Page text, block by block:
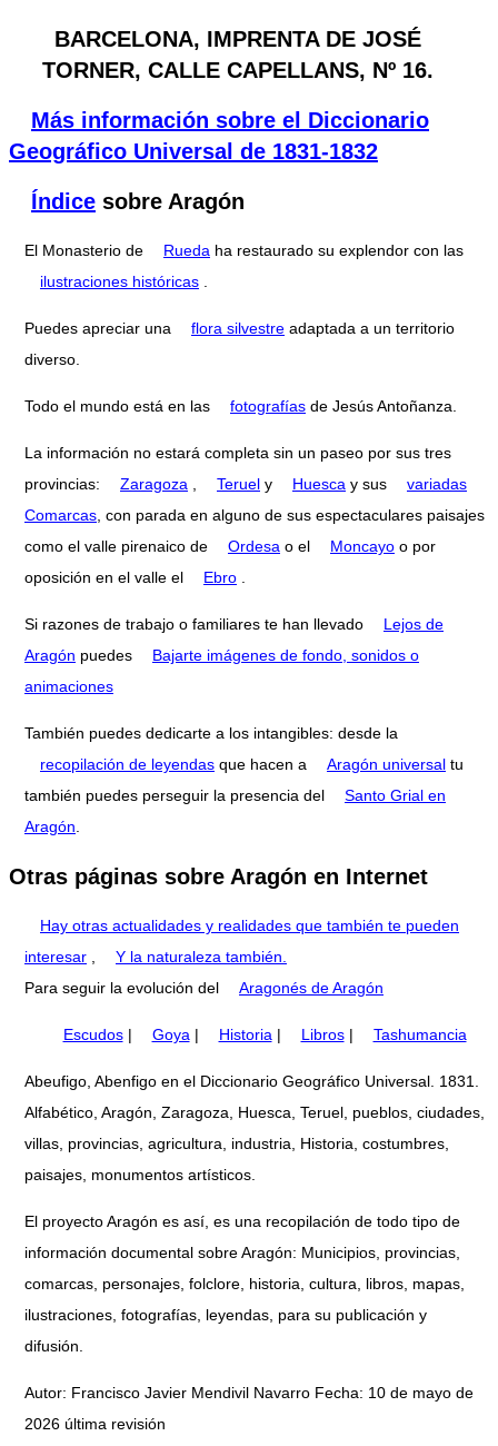
BARCELONA, IMPRENTA DE JOSÉ
TORNER, CALLE CAPELLANS, Nº 16.
Más información sobre el Diccionario
Geográfico Universal de 1831-1832
Índice sobre Aragón
El Monasterio de Rueda ha restaurado su explendor con las
ilustraciones históricas .
Puedes apreciar una flora silvestre adaptada a un territorio
diverso.
Todo el mundo está en las fotografías de Jesús Antoñanza.
La información no estará completa sin un paseo por sus tres
provincias:
Zaragoza , Teruel y Huesca y sus
variadas
Comarcas, con parada en alguno de sus espectaculares paisajes
como el valle pirenaico de
Ordesa o el Moncayo o por
oposición en el valle el
Ebro .
Si razones de trabajo o familiares te han llevado
Lejos de
Aragón puedes
Bajarte imágenes de fondo, sonidos o
animaciones
También puedes dedicarte a los intangibles: desde la
recopilación de leyendas que hacen a Aragón universal tu
también puedes perseguir la presencia del
Santo Grial en
Aragón.
Otras páginas sobre Aragón en Internet
Hay otras actualidades y realidades que también te pueden
interesar ,
Y la naturaleza también.
Para seguir la evolución del
Aragonés de Aragón
Escudos| Goya| Historia| Libros| Tashumancia
Abeufigo, Abenfigo en el Diccionario Geográfico Universal. 1831.
Alfabético, Aragón, Zaragoza, Huesca, Teruel, pueblos, ciudades,
villas, provincias, agricultura, industria, Historia, costumbres,
paisajes, monumentos artísticos.
El proyecto Aragón es así, es una recopilación de todo tipo de
información documental sobre Aragón: Municipios, provincias,
comarcas, personajes, folclore, historia, cultura, libros, mapas,
ilustraciones, fotografías, leyendas, para su publicación y
difusión.
Autor: Francisco Javier Mendivil Navarro Fecha: 10 de mayo de
2026 última revisión